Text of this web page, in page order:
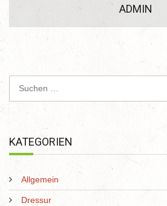
ADMIN
KATEGORIEN
Allgemein
Dressur